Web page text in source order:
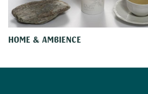
HOME & AMBIENCE